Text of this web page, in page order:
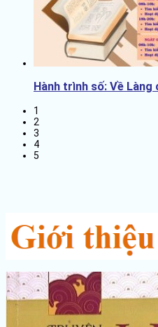
Hành trình số: Về
1
2
3
4
5